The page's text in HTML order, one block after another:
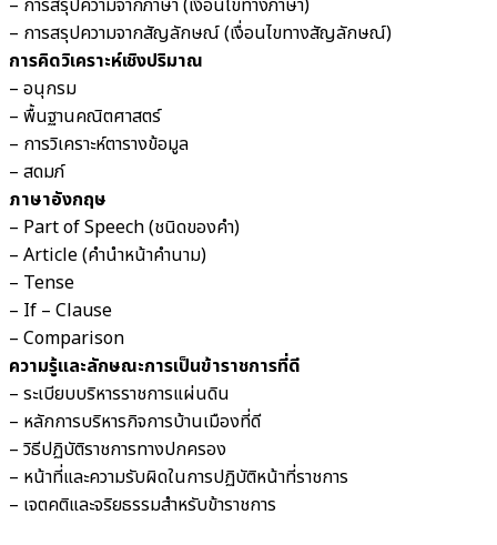
– การสรุปความจากภาษา (เงื่อนไขทางภาษา)
– การสรุปความจากสัญลักษณ์ (เงื่อนไขทางสัญลักษณ์)
การคิดวิเคราะห์เชิงปริมาณ
– อนุกรม
– พื้นฐานคณิตศาสตร์
– การวิเคราะห์ตารางข้อมูล
– สดมภ์
ภาษาอังกฤษ
– Part of Speech (ชนิดของคำ)
– Article (คำนำหน้าคำนาม)
– Tense
– If – Clause
– Comparison
ความรู้และลักษณะการเป็นข้าราชการที่ดี
– ระเบียบบริหารราชการแผ่นดิน
– หลักการบริหารกิจการบ้านเมืองที่ดี
– วิธีปฏิบัติราชการทางปกครอง
– หน้าที่และความรับผิดในการปฏิบัติหน้าที่ราชการ
– เจตคติและจริยธรรมสำหรับข้าราชการ